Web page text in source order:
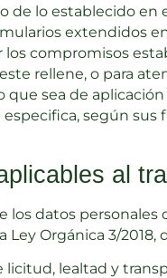
de lo establecido en
extendidos
los compromisos
rellene, o para
que sea de
según sus
al
los datos personales
Ley Orgánica 3/
licitud, lealtad y